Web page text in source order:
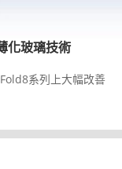
化玻璃技術
系列上大幅改善